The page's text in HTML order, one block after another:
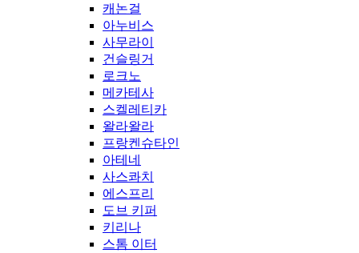
캐논걸
아누비스
사무라이
건슬링거
로크노
메카테사
스켈레티카
왈라왈라
프랑켄슈타인
아테네
사스콰치
에스프리
도브 키퍼
키리나
스톰 이터